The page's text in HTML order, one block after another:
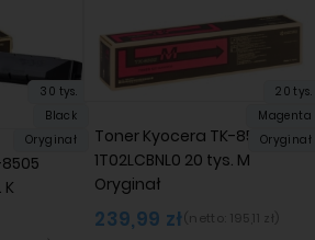
K
30 tys.
Black
Oryginał
Toner Kyocera TK-8505
1T02LCBNL0 20 tys. M
Oryginał
239,99 zł(netto: 195,11 zł
20 tys.
Magenta
Oryginał